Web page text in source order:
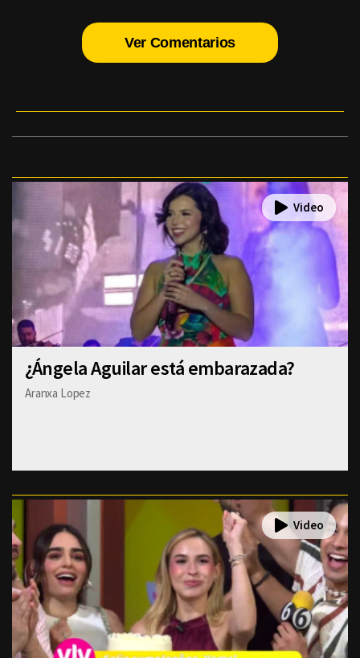
Ver Comentarios
¿Ángela Aguilar está embarazada?
Aranxa Lopez